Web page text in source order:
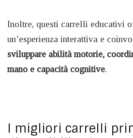
Inoltre, questi carrelli educativi
un’esperienza interattiva e
sviluppare abilità motorie,
mano e capacità cognitive.
I migliori carrelli